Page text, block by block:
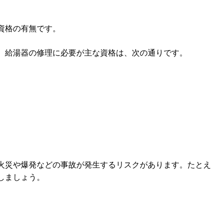
の有無です。
湯器の修理に必要が主な資格は、次の通りです。
や爆発などの事故が発生するリスクがあります。たとえ
しょう。